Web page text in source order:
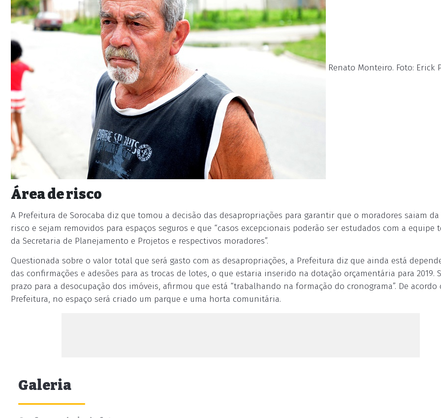
Renato Monteiro. Foto: Erick
Área de risco
A Prefeitura de Sorocaba diz que tomou a decisão das desapropriações para garantir que o moradores saiam da
risco e sejam removidos para espaços seguros e que “casos excepcionais poderão ser estudados com a equipe
da Secretaria de Planejamento e Projetos e respectivos moradores”.
Questionada sobre o valor total que será gasto com as desapropriações, a Prefeitura diz que ainda está
das confirmações e adesões para as trocas de lotes, o que estaria inserido na dotação orçamentária para 2019.
prazo para a desocupação dos imóveis, afirmou que está “trabalhando na formação do cronograma”. De acordo
Prefeitura, no espaço será criado um parque e uma horta comunitária.
Galeria